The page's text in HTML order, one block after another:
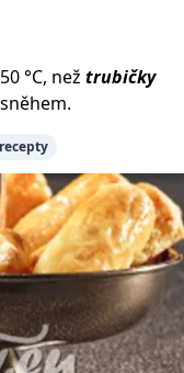
°C, než trubičky